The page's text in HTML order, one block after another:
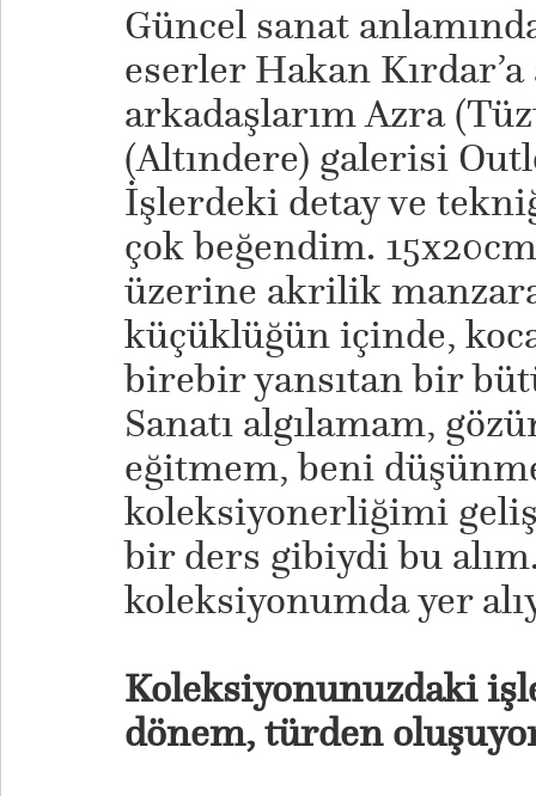
Güncel sanat
eserler Hakan Kırdar’a
arkadaşlarım Azra
(Altındere) galerisi
İşlerdeki detay ve
çok beğendim.
üzerine akrilik
küçüklüğün içinde,
birebir yansıtan bir
Sanatı algılamam,
eğitmem, beni
koleksiyonerliğimi
bir ders gibiydi bu
koleksiyonumda yer
Koleksiyonunuzdaki
dönem, türden